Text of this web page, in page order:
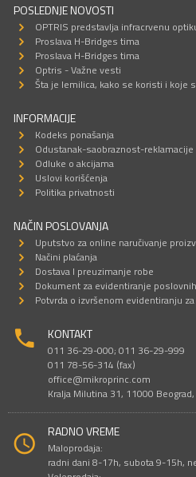
POSLEDNJE NOVOSTI
OPTRIS predstavlja infracrvenu
Proslava H-Bridges tima
Proslava H-Bridges tima
Optris - Važne vesti
Šta je lemilica, kako se koristi i koje
INFORMACIJE
Kodeks ponašanja
Odustanak-saobraznost-reklamacije
Odluke o akcijama
Uslovi korišćenja
Politika privatnosti
NAČIN POSLOVANJA
Uputstvo za online naručivanje
Načini plaćanja
Dostava I preuzimanje robe
Dokument za evidentiranje
Potvrda o izvršenom evidentiranju za
KONTAKT
011 36-29-000; 011 36-29-999
011 78-56-314 (fax)
office@mikroprinc.com
Kralja Milutina 31, 11000
RADNO VREME
Maloprodaja:
radni dani 8-17h, subota 9-15h,